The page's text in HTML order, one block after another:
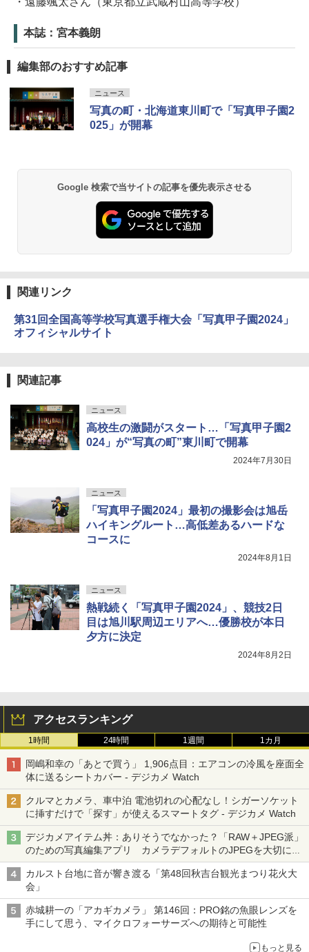
本誌：宮本義朗
編集部のおすすめ記事
ニュース
写真の町・北海道東川町で「写真甲子園2
025」が開幕
Google 検索で当サイトの記事を優先表示させる
関連リンク
第31回全国高等学校写真選手権大会「写真甲子園2024」
オフィシャルサイト
関連記事
ニュース
高校生の激闘がスタート…「写真甲子園2
024」が“写真の町”東川町で開幕
2024年7月30日
ニュース
「写真甲子園2024」最初の撮影会は旭岳
ハイキングルート…高低差あるハードな
コースに
2024年8月1日
ニュース
熱戦続く「写真甲子園2024」、競技2日
目は旭川駅周辺エリアへ…優勝校が本日
夕方に決定
2024年8月2日
アクセスランキング
1時間 24時間 1週間 1カ月
岡嶋和幸の「あとで買う」 1,906点目：エアコンの冷風を座面全
体に送るシートカバー - デジカメ Watch
クルマとカメラ、車中泊 電池切れの心配なし！シガーソケット
に挿すだけで「探す」が使えるスマートタグ - デジカメ Watch
デジカメアイテム丼：ありそうでなかった？「RAW＋JPEG派」
のための写真編集アプリ カメラデフォルトのJPEGを大切にす
る「Filmator」
カルスト台地に音が響き渡る「第48回秋吉台観光まつり花火大
会」
赤城耕一の「アカギカメラ」 第146回：PRO銘の魚眼レンズを
手にして思う、マイクロフォーサーズへの期待と可能性
もっと見る